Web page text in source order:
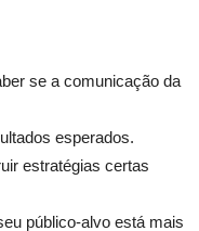
se a comunicação da
esperados.
estratégias certas
público-alvo está mais